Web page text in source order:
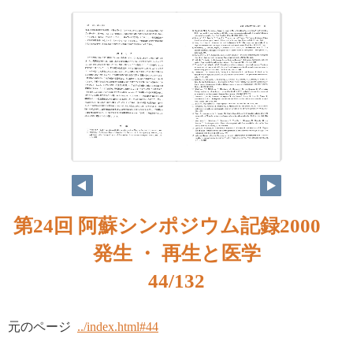
第24回 阿蘇シンポジウム記録2000
発生 ・ 再生と医学
44/132
元のページ ../index.html#44